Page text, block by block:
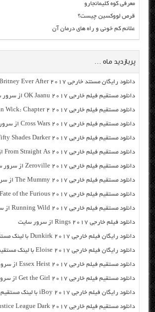
معرفی کوه کلیمانجارو
قرص لووکسین چیست؟
علائم کم خونی و راه های درمان آن
پربازدید ماه …
دانلود رایگان مسنتد خارجی Britney Ever After 2017 با لینک مستقیم
دانلود مستقیم فیلم خارجی OK Jaanu 2017 از سرور سایت
دانلود مستقیم فیلم خارجی John Wick: Chapter 2 2017 از سرور سایت
دانلود مستقیم فیلم خارجی Cross Wars 2017 از سرور سایت
دانلود مستقیم فیلم خارجی Fifty Shades Darker 2017 از سرور سایت
دانلود مستقیم فیلم خارجی From Straight As 2017 از سرور سایت
دانلود مستقیم فیلم خارجی Zeroville 2017 از سرور سایت
دانلود مستقیم فیلم خارجی The Mummy 2017 از سرور سایت
دانلود مستقیم فیلم خارجی The Fate of the Furious 2017 از سرور سایت
دانلود مستقیم فیلم خارجی Running Wild 2017 از سرور سایت
دانلود فیلم خارجی Rings 2017 از سرور سایت
دانلود رایگان فیلم خارجی Dunkirk 2017 با لینک مستقیم
دانلود رایگان فیلم خارجی Eloise 2017 با لینک مستقیم
دانلود مستقیم فیلم خارجی Essex Heist 2017 از سرور سایت
دانلود مستقیم فیلم خارجی Get the Girl 2017 از سرور سایت
دانلود رایگان فیلم خارجی iBoy 2017 با لینک مستقیم
دانلود مستقیم فیلم خارجی Justice League Dark 2017 از سرور سایت